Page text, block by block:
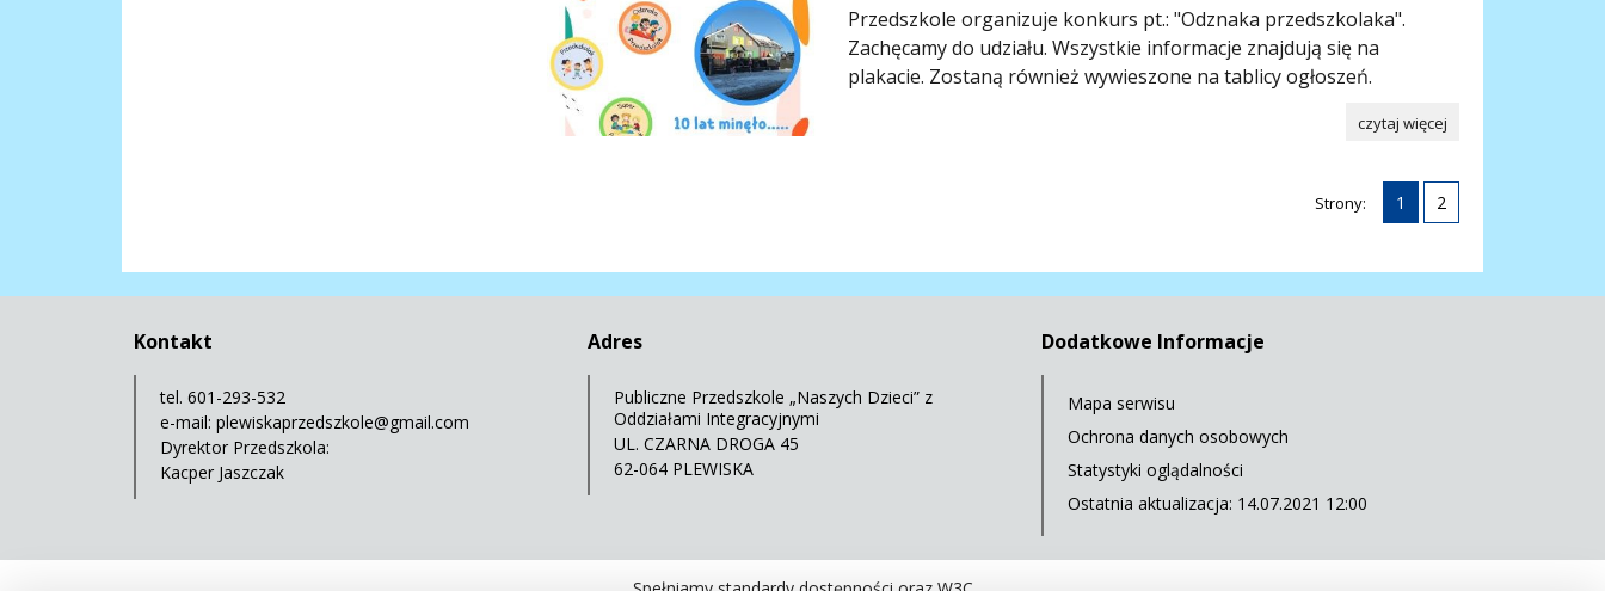
Przedszkole organizuje konkurs pt.: "Odznaka przedszkolaka".
Zachęcamy do udziału. Wszystkie informacje znajdują się na
plakacie. Zostaną również wywieszone na tablicy ogłoszeń.
czytaj więcej
Strony: 1 2
Kontakt
tel. 601-293-532
e-mail: plewiskaprzedszkole@gmail.com
Dyrektor Przedszkola:
Kacper Jaszczak
Adres
Publiczne Przedszkole „Naszych Dzieci” z
Oddziałami Integracyjnymi
UL. CZARNA DROGA 45
62-064 PLEWISKA
Dodatkowe Informacje
Mapa serwisu
Ochrona danych osobowych
Statystyki oglądalności
Ostatnia aktualizacja: 14.07.2021 12:00